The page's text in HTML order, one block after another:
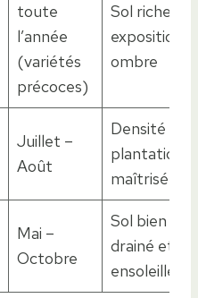
toute
l’année
(variétés
précoces)
Sol riche,
exposition
ombre
Juillet –
Août
Densité de
plantation
maîtrisée
Mai –
Octobre
Sol bien
drainé et
ensoleillé